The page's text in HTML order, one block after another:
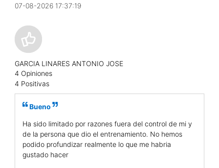
07-08-2026 17:37:19
GARCIA LINARES ANTONIO JOSE
4 Opiniones
4 Positivas
Bueno
Ha sido limitado por razones fuera del control de mi y
de la persona que dio el entrenamiento. No hemos
podido profundizar realmente lo que me habria
gustado hacer